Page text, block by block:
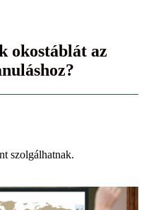
okostáblát az
szolgálhatnak.